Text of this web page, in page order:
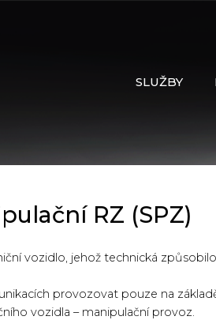
SLUŽBY
RZ (SPZ)
vozidlo, jehož technická
provozovat pouze na
vozidla – manipulační provoz.